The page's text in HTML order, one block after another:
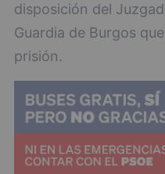
disposición del
Guardia de Burgos
prisión.